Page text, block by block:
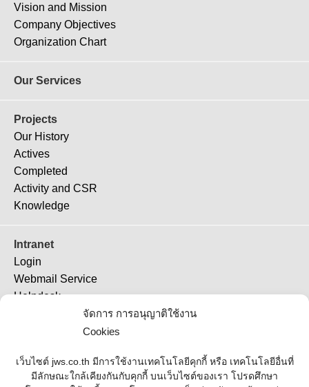
จัดการ การอนุญาติใช้งาน
Cookies
เว็บไซต์ jws.co.th มีการใช้งานเทคโนโลยีคุกกี้ หรือ เทคโนโลยีอื่นที่
มีลักษณะใกล้เคียงกันกับคุกกี้ บนเว็บไซต์ของเรา โปรดศึกษา
Vision and Mission
Company Objectives
Organization Chart
Our Services
Projects
Our History
Actives
Completed
Activity and CSR
Knowledge
Intranet
Login
Webmail Service
Helpdesk
TeamViewer 11
TeamViewer (QS)